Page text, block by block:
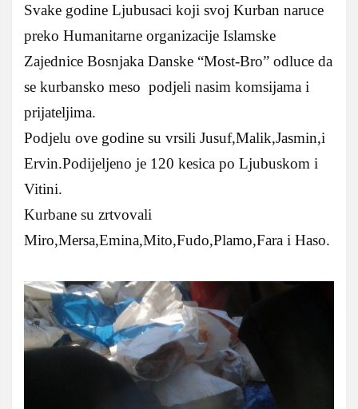
Svake godine Ljubusaci koji svoj Kurban naruce
preko Humanitarne organizacije Islamske
Zajednice Bosnjaka Danske “Most-Bro” odluce da
se kurbansko meso podjeli nasim komsijama i
prijateljima.
Podjelu ove godine su vrsili Jusuf,Malik,Jasmin,i
Ervin.Podijeljeno je 120 kesica po Ljubuskom i
Vitini.
Kurbane su zrtvovali
Miro,Mersa,Emina,Mito,Fudo,Plamo,Fara i Haso.